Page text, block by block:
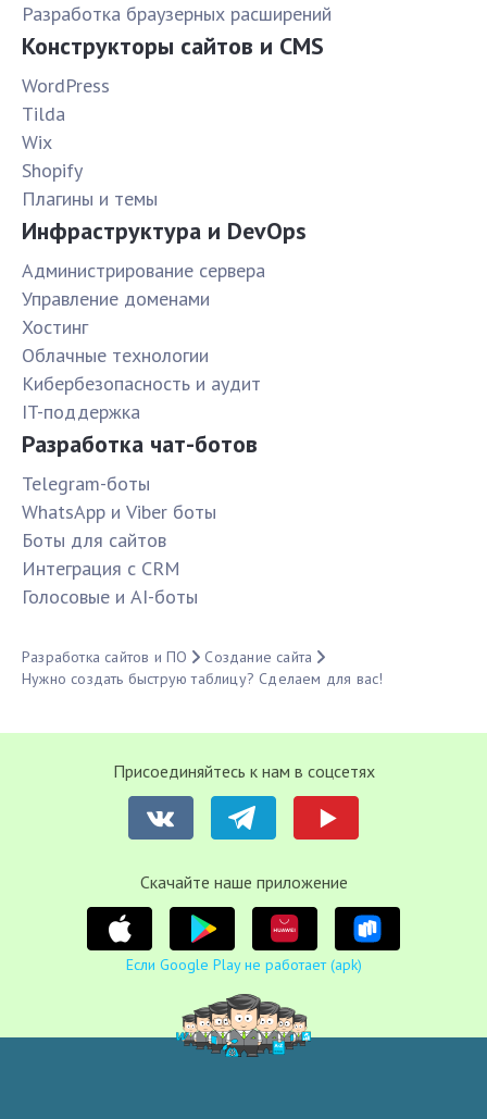
Разработка браузерных расширений
Конструкторы сайтов и CMS
WordPress
Tilda
Wix
Shopify
Плагины и темы
Инфраструктура и DevOps
Администрирование сервера
Управление доменами
Хостинг
Облачные технологии
Кибербезопасность и аудит
IT-поддержка
Разработка чат-ботов
Telegram-боты
WhatsApp и Viber боты
Боты для сайтов
Интеграция с CRM
Голосовые и AI-боты
Разработка сайтов и ПО
Создание сайта
Нужно создать быструю таблицу? Сделаем для вас!
Присоединяйтесь к нам в соцсетях
Cкачайте наше приложение
Если Google Play не работает (apk)